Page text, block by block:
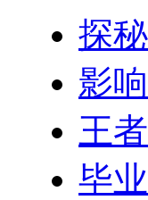
探
影
王
毕